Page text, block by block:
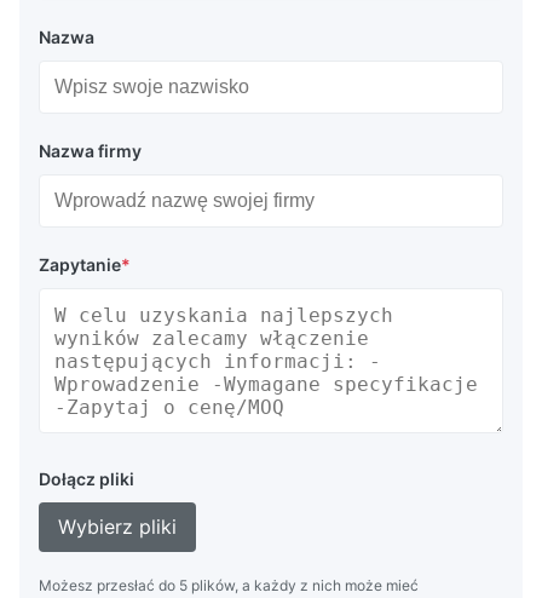
Nazwa
Nazwa firmy
Zapytanie*
Dołącz pliki
Wybierz pliki
Możesz przesłać do 5 plików, a każdy z nich może mieć